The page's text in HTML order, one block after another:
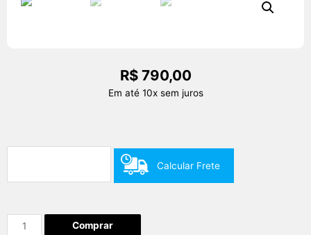
R$790,00
Em até 10x sem juros
Calcular Frete
Comprar